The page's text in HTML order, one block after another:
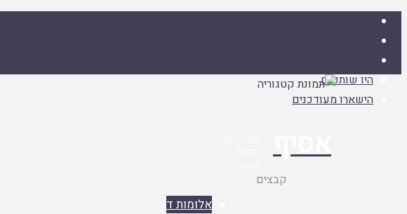
היו שותפים
הישארו מעודכנים
אסיף
אלומות ד
עמוד
קבצים